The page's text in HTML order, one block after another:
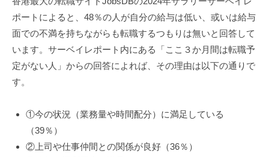
y
n
d
i
ポートによると、48％の人が自分の給与は低い、或いは給与
面での不満を持ちながらも転職するつもりは無いと回答して
います。サーベイレポート内にある「ここ３か月間は転職予
定がない人」からの回答によれば、その理由は以下の通りで
す。
①今の状況（業務量や時間配分）に満足している
（39％）
②上司や仕事仲間との関係が良好（36％）